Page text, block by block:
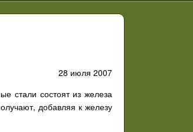
28 июля 2007
стали состоят из железа
добавляя к железу